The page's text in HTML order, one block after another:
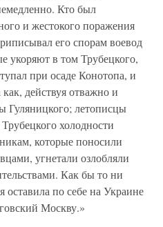
Кто был
и жестокого поражения
его спорам воевод
укоряют в том Трубецкого,
при осаде Конотопа, и
действуя отважно и
Гуляницкого; летописцы
холодности
которые поносили
угнетали озлобляли
Как бы то ни
по себе на Украине
Москву.»